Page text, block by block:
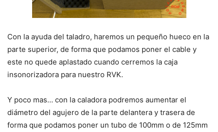
Con la ayuda del taladro, haremos un pequeño hueco en la
parte superior, de forma que podamos poner el cable y
este no quede aplastado cuando cerremos la caja
insonorizadora para nuestro RVK.
Y poco mas… con la caladora podremos aumentar el
diámetro del agujero de la parte delantera y trasera de
forma que podamos poner un tubo de 100mm o de 125mm